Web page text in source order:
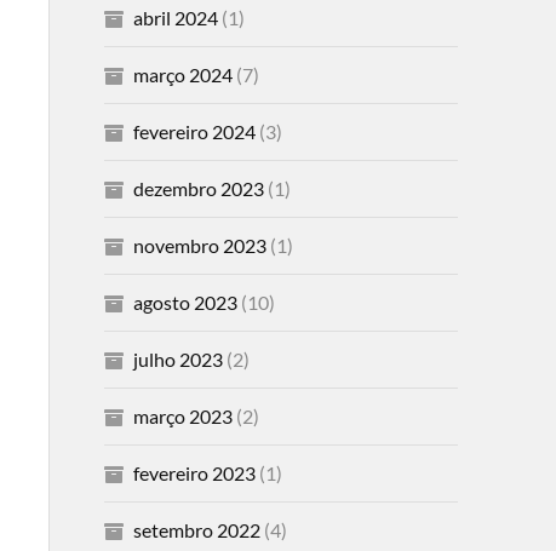
abril 2024(1)
março 2024(7)
fevereiro 2024(3)
dezembro 2023(1)
novembro 2023(1)
agosto 2023(10)
julho 2023(2)
março 2023(2)
fevereiro 2023(1)
setembro 2022(4)